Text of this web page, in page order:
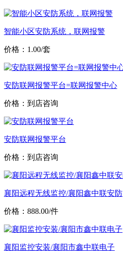
智能小区安防系统，联网报警
价格：1.00/套
安防联网报警平台=联网报警中心
价格：到店咨询
安防联网报警平台
价格：到店咨询
襄阳远程无线监控/襄阳鑫中联安防
价格：888.00/件
襄阳监控安装/襄阳市鑫中联电子